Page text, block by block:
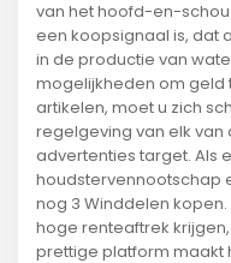
van het hoofd-en-
een koopsignaal is, dat
in de productie van
mogelijkheden om geld
artikelen, moet u zich
regelgeving van elk van
advertenties target. Als
houdstervennootschap
nog 3 Winddelen
hoge renteaftrek
prettige platform maakt